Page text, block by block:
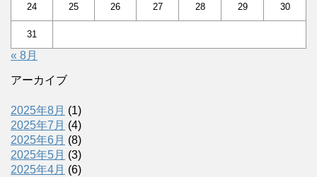
24 25 26 27 28 29 30
31
« 8月
アーカイブ
2025年8月 (1)
2025年7月 (4)
2025年6月 (8)
2025年5月 (3)
2025年4月 (6)